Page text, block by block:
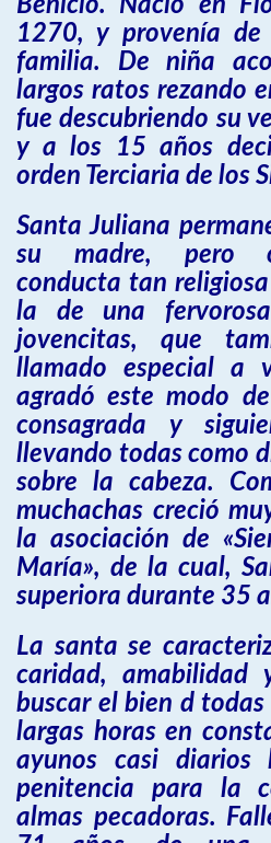
Benicio. Nació en
1270, y provenía
familia. De niña
largos ratos rezando
fue descubriendo su
y a los 15 años
orden Terciaria de los
Santa Juliana
su madre, pero
conducta tan
la de una
jovencitas, que
llamado especial a
agradó este modo
consagrada y
llevando todas como
sobre la cabeza.
muchachas creció
la asociación de
María», de la cual,
superiora durante 35
La santa se
caridad, amabilidad
buscar el bien d
largas horas en
ayunos casi diarios
penitencia para la
almas pecadoras.